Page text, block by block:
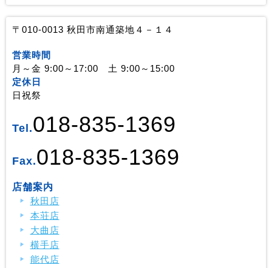
〒010-0013 秋田市南通築地４－１４
営業時間
月～金 9:00～17:00 土 9:00～15:00
定休日
日祝祭
Tel.018-835-1369
Fax.018-835-1369
店舗案内
秋田店
本荘店
大曲店
横手店
能代店